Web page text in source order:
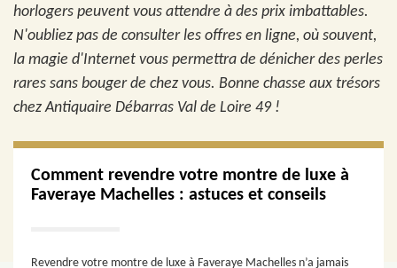
horlogers peuvent vous attendre à des prix imbattables.
N'oubliez pas de consulter les offres en ligne, où souvent,
la magie d'Internet vous permettra de dénicher des perles
rares sans bouger de chez vous. Bonne chasse aux trésors
chez Antiquaire Débarras Val de Loire 49 !
Comment revendre votre montre de luxe à
Faveraye Machelles : astuces et conseils
Revendre votre montre de luxe à Faveraye Machelles n’a jamais